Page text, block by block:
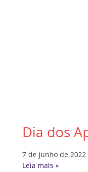
Dia dos
7 de junho de 2022
Leia mais »